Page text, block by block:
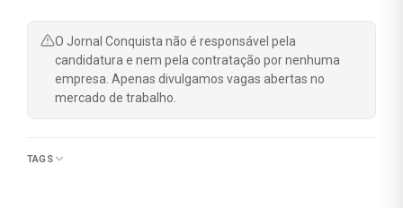
O Jornal Conquista não é responsável pela
candidatura e nem pela contratação por nenhuma
empresa. Apenas divulgamos vagas abertas no
mercado de trabalho.
TAGS